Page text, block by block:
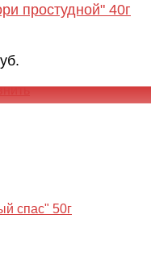
простудной" 40г